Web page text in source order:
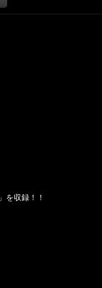
を収録！！